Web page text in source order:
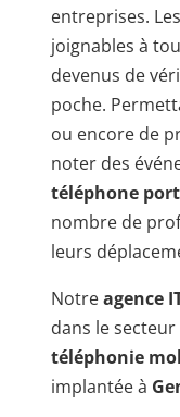
entreprises.
joignables à
devenus de
poche.
ou encore de
noter des
téléphone
nombre de
leurs
Notreagence
dans le secteur
téléphonie
implantée à